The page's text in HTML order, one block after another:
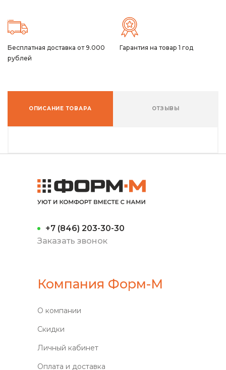
Бесплатная доставка от 9.000
рублей
Гарантия на товар 1 год
ОПИСАНИЕ ТОВАРА ОТЗЫВЫ
+7 (846) 203-30-30
Заказать звонок
Компания Форм-М
О компании
Скидки
Личный кабинет
Оплата и доставка